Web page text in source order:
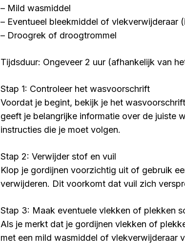
– Mild wasmiddel
– Eventueel bleekmiddel of vlekverwijderaar
– Droogrek of droogtrommel
Tijdsduur: Ongeveer 2 uur (afhankelijk van
Stap 1: Controleer het wasvoorschrift
Voordat je begint, bekijk je het
geeft je belangrijke informatie over de juiste
instructies die je moet volgen.
Stap 2: Verwijder stof en vuil
Klop je gordijnen voorzichtig uit of gebruik
verwijderen. Dit voorkomt dat vuil zich
Stap 3: Maak eventuele vlekken of plekken
Als je merkt dat je gordijnen vlekken of
met een mild wasmiddel of vlekverwijderaar